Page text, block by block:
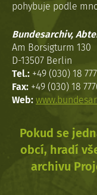
pohybuje podle
Bundesarchiv,
Am Borsigturm 130
D-13507 Berlin
Tel.: +49 (030) 18
Fax: +49 (030) 18
Web:
Pokud se
obcí, hradí
archivu